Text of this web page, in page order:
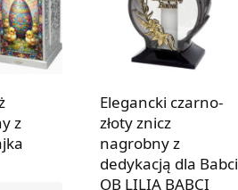
z
Elegancki czarno-
złoty znicz
nagrobny z
dedykacją dla Babci
OB LILIA BABCI